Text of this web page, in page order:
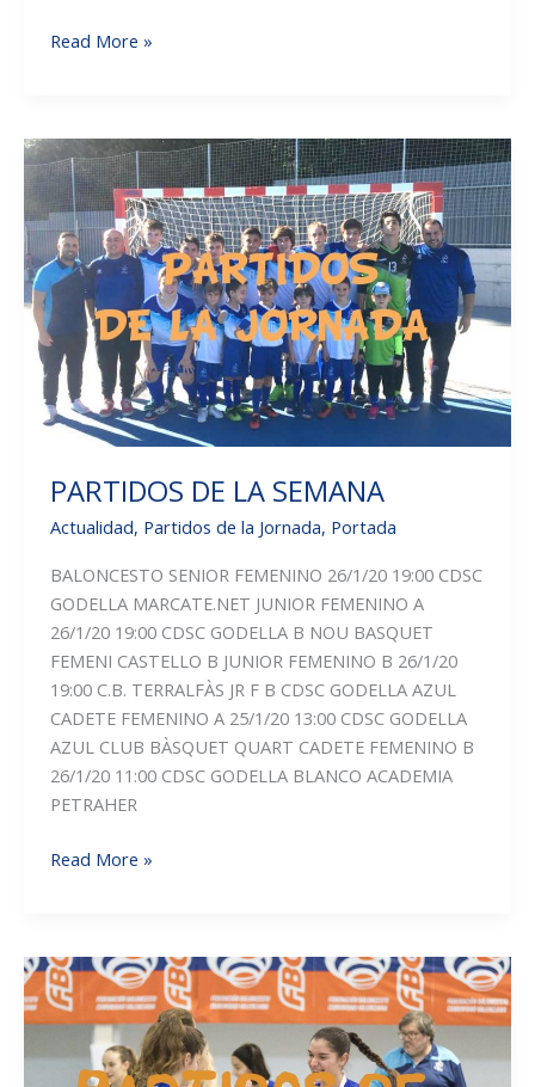
HORARIOS
DEL
FIN
DE
SEMANA
Read More »
PARTIDOS DE LA SEMANA
Actualidad, Partidos de la Jornada, Portada
BALONCESTO SENIOR FEMENINO 26/1/20 19:00 CDSC
GODELLA MARCATE.NET JUNIOR FEMENINO A
26/1/20 19:00 CDSC GODELLA B NOU BASQUET
FEMENI CASTELLO B JUNIOR FEMENINO B 26/1/20
19:00 C.B. TERRALFÀS JR F B CDSC GODELLA AZUL
CADETE FEMENINO A 25/1/20 13:00 CDSC GODELLA
AZUL CLUB BÀSQUET QUART CADETE FEMENINO B
26/1/20 11:00 CDSC GODELLA BLANCO ACADEMIA
PETRAHER
PARTIDOS
Read More »